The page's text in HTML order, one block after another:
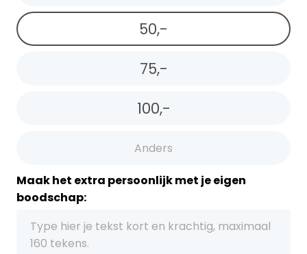
50,-
75,-
100,-
Maak het extra persoonlijk met je eigen
boodschap: